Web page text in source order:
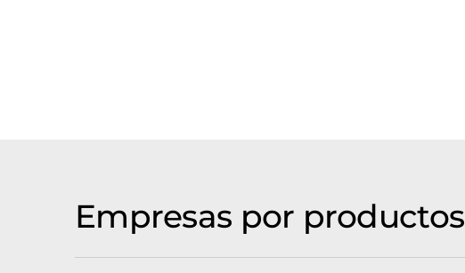
Empresas por productos